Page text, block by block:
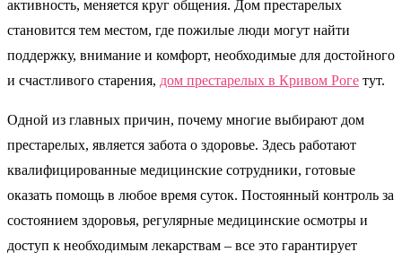
активность, меняется круг общения. Дом престарелых
становится тем местом, где пожилые люди могут найти
поддержку, внимание и комфорт, необходимые для достойного
и счастливого старения, дом престарелых в Кривом Роге тут.
Одной из главных причин, почему многие выбирают дом
престарелых, является забота о здоровье. Здесь работают
квалифицированные медицинские сотрудники, готовые
оказать помощь в любое время суток. Постоянный контроль за
состоянием здоровья, регулярные медицинские осмотры и
доступ к необходимым лекарствам – все это гарантирует